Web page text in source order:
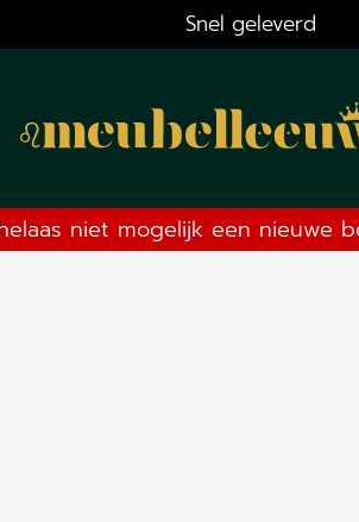
Snel geleverd
niet mogelijk een nieuwe